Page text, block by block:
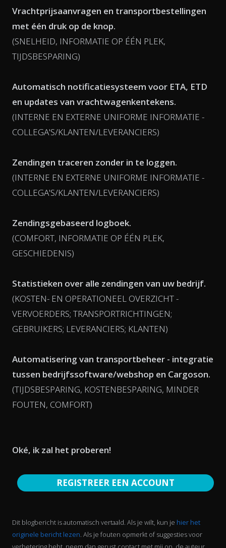
Vrachtprijsaanvragen en transportbestellingen
met één druk op de knop.
(SNELHEID, INFORMATIE OP ÉÉN PLEK,
TIJDSBESPARING)
Automatisch notificatiesysteem voor ETA, ETD
en updates van vrachtwagenkentekens.
(INTERNE EN EXTERNE UNIFORME INFORMATIE -
COLLEGA'S/KLANTEN/LEVERANCIERS)
Zendingen traceren zonder in te loggen.
(INTERNE EN EXTERNE UNIFORME INFORMATIE -
COLLEGA'S/KLANTEN/LEVERANCIERS)
Zendingsgebaseerd logboek.
(COMFORT, INFORMATIE OP ÉÉN PLEK,
GESCHIEDENIS)
Statistieken over alle zendingen van uw bedrijf.
(KOSTEN- EN OPERATIONEEL OVERZICHT -
VERVOERDERS; TRANSPORTRICHTINGEN;
GEBRUIKERS; LEVERANCIERS; KLANTEN)
Automatisering van transportbeheer - integratie
tussen bedrijfssoftware/webshop en Cargoson.
(TIJDSBESPARING, KOSTENBESPARING, MINDER
FOUTEN, COMFORT)
Oké, ik zal het proberen!
REGISTREER EEN ACCOUNT
Dit blogbericht is automatisch vertaald. Als je wilt, kun je hier het
originele bericht lezen. Als je fouten opmerkt of suggesties voor